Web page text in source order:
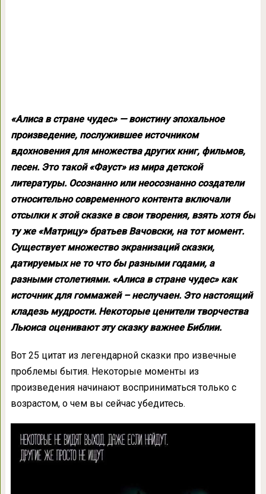
«Алиса в стране чудес» — воистину эпохальное
произведение, послужившее источником
вдохновения для множества других книг, фильмов,
песен. Это такой «Фауст» из мира детской
литературы. Осознанно или неосознанно создатели
относительно современного контента включали
отсылки к этой сказке в свои творения, взять хотя бы
ту же «Матрицу» братьев Вачовски, на тот момент.
Существует множество экранизаций сказки,
датируемых не то что бы разными годами, а
разными столетиями. «Алиса в стране чудес» как
источник для гоммажей – неслучаен. Это настоящий
кладезь мудрости. Некоторые ценители творчества
Льюиса оценивают эту сказку важнее Библии.
Вот 25 цитат из легендарной сказки про извечные
проблемы бытия. Некоторые моменты из
произведения начинают восприниматься только с
возрастом, о чем вы сейчас убедитесь.